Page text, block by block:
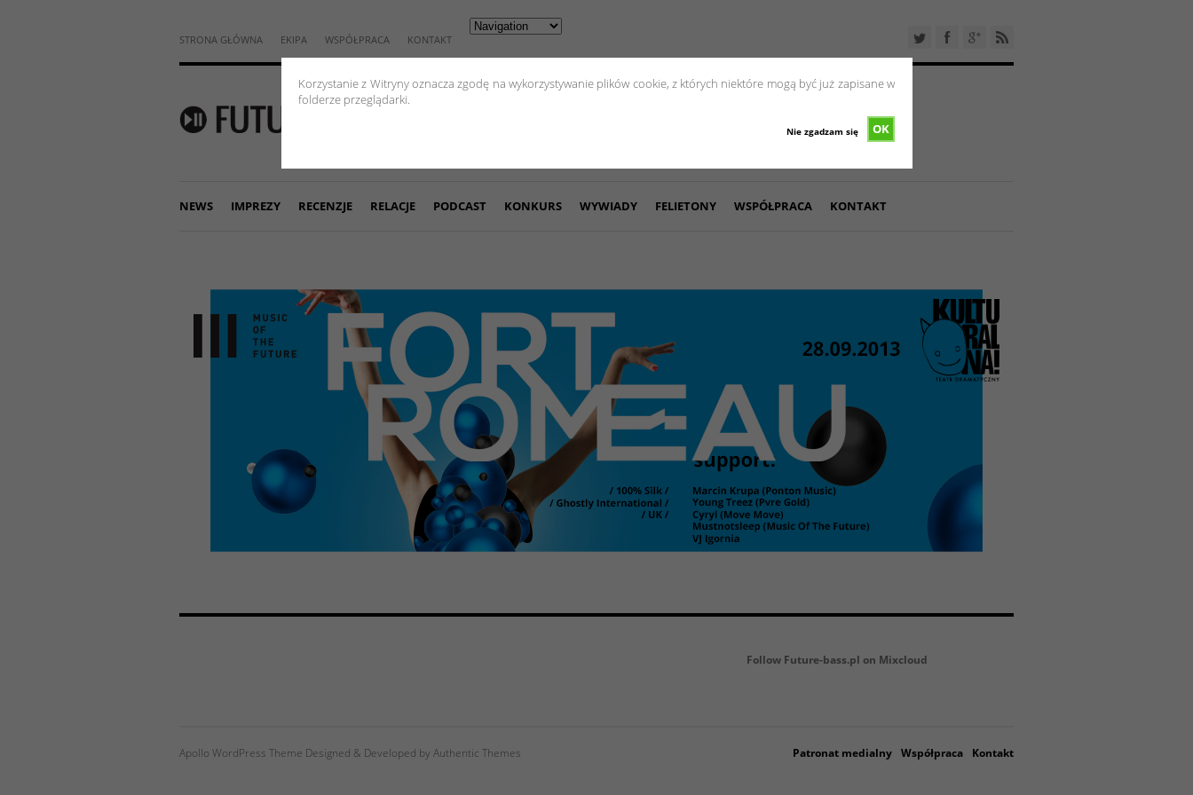
Korzystanie z Witryny oznacza zgodę na wykorzystywanie plików cookie, z których niektóre mogą być już zapisane w
folderze przeglądarki.
OK
Nie zgadzam się
STRONA GŁÓWNA EKIPA WSPÓŁPRACA KONTAKT
NEWS IMPREZY RECENZJE RELACJE PODCAST KONKURS WYWIADY FELIETONY WSPÓŁPRACA KONTAKT
Follow Future-bass.pl on Mixcloud
Apollo WordPress Theme Designed & Developed by Authentic Themes Patronat medialny Współpraca Kontakt